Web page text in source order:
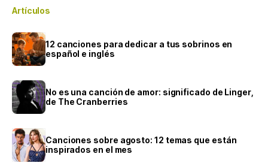
Artículos
12 canciones para dedicar a tus sobrinos en
español e inglés
No es una canción de amor: significado de Linger,
de The Cranberries
Canciones sobre agosto: 12 temas que están
inspirados en el mes